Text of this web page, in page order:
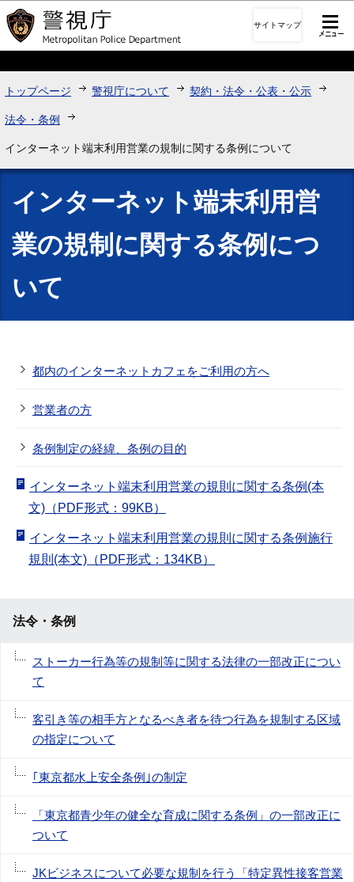
このページの本文へ移動
サイトマップ
トップページ 警視庁について 契約・法令・公表・公示
法令・条例
インターネット端末利用営業の規制に関する条例について
インターネット端末利用営
業の規制に関する条例につ
いて
都内のインターネットカフェをご利用の方へ
営業者の方
条例制定の経緯、条例の目的
インターネット端末利用営業の規則に関する条例(本
文)（PDF形式：99KB）
インターネット端末利用営業の規則に関する条例施行
規則(本文)（PDF形式：134KB）
法令・条例
ストーカー行為等の規制等に関する法律の一部改正につい
て
客引き等の相手方となるべき者を待つ行為を規制する区域
の指定について
｢東京都水上安全条例｣の制定
「東京都青少年の健全な育成に関する条例」の一部改正に
ついて
JKビジネスについて必要な規制を行う「特定異性接客営業